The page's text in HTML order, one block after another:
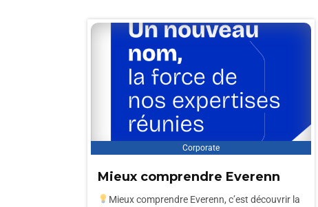
Corporate
Mieux comprendre Everenn
Mieux comprendre Everenn, c’est découvrir la